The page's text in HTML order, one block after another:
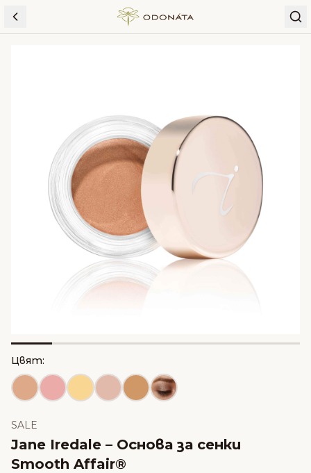
Skip to content
SALE
Jane Iredale – Основа за сенки
Smooth Affair®
Цвят: